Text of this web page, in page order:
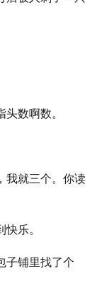
数啊数。
我就三个。你读
乐。
子铺里找了个